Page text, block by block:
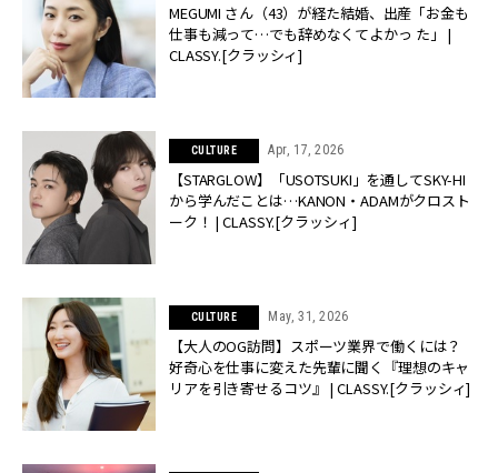
MEGUMI さん（43）が経た結婚、出産「お金も
仕事も減って…でも辞めなくてよかっ た」 |
CLASSY.[クラッシィ]
CULTURE Apr, 17, 2026
【STARGLOW】「USOTSUKI」を通してSKY-HI
から学んだことは…KANON・ADAMがクロスト
ーク！ | CLASSY.[クラッシィ]
CULTURE May, 31, 2026
【大人のOG訪問】スポーツ業界で働くには？
好奇心を仕事に変えた先輩に聞く『理想のキャ
リアを引き寄せるコツ』 | CLASSY.[クラッシィ]